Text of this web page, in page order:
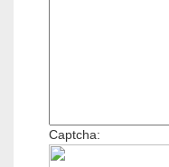
Captcha: